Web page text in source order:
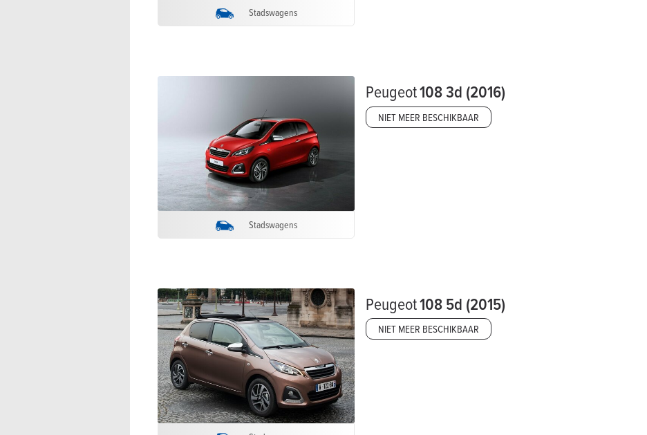
Stadswagens
Stadswagens
Peugeot108 3d (2016)
NIET MEER BESCHIKBAAR
Peugeot108 5d (2015)
NIET MEER BESCHIKBAAR